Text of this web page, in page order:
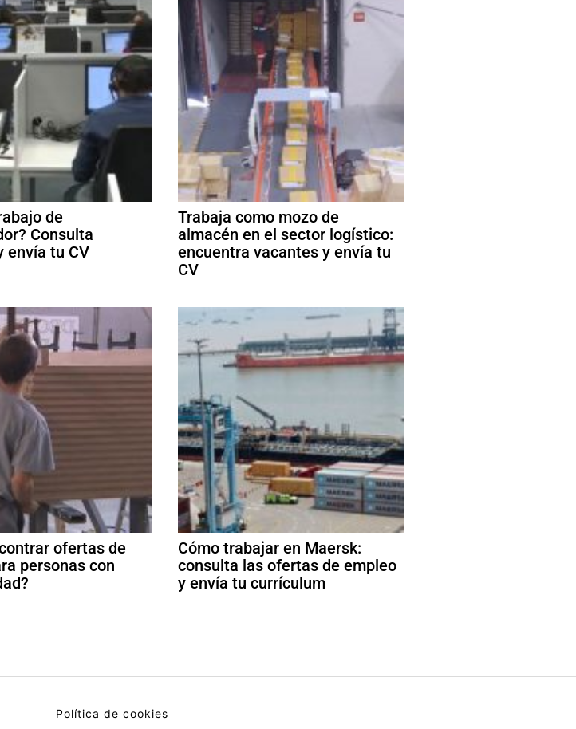
de
Consulta
envía tu CV
Trabaja como mozo de
almacén en el sector logístico:
encuentra vacantes y envía tu
CV
ofertas de
personas con
Cómo trabajar en Maersk:
consulta las ofertas de empleo
y envía tu currículum
Política de cookies